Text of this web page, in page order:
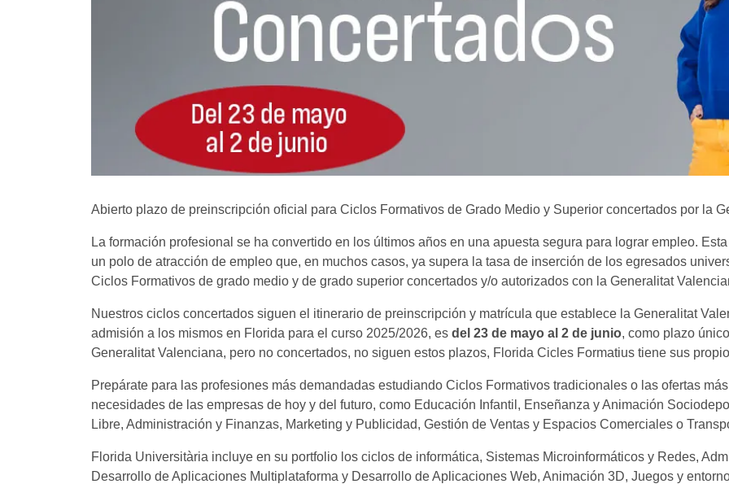
Abierto plazo de preinscripción oficial para Ciclos Formativos de Grado Medio y Superior concertados por la
La formación profesional se ha convertido en los últimos años en una apuesta segura para lograr empleo.
un polo de atracción de empleo que, en muchos casos, ya supera la tasa de inserción de los egresados
Ciclos Formativos de grado medio y de grado superior concertados y/o autorizados con la Generalitat
Nuestros ciclos concertados siguen el itinerario de preinscripción y matrícula que establece la Generalitat
admisión a los mismos en Florida para el curso 2025/2026, es del 23 de mayo al 2 de junio, como plazo
Generalitat Valenciana, pero no concertados, no siguen estos plazos, Florida Cicles Formatius tiene sus
Prepárate para las profesiones más demandadas estudiando Ciclos Formativos tradicionales o las ofertas
necesidades de las empresas de hoy y del futuro, como Educación Infantil, Enseñanza y Animación
Libre, Administración y Finanzas, Marketing y Publicidad, Gestión de Ventas y Espacios Comerciales o
Florida Universitària incluye en su portfolio los ciclos de informática, Sistemas Microinformáticos y Redes,
Desarrollo de Aplicaciones Multiplataforma y Desarrollo de Aplicaciones Web, Animación 3D, Juegos y